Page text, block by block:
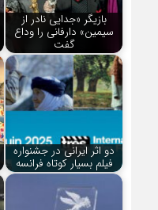
بازیگر «جدایی نادر از
سیمین» دارفانی را وداع
گفت
دو اثر ایرانی در جشنواره
فیلم بسیار کوتاه فرانسه